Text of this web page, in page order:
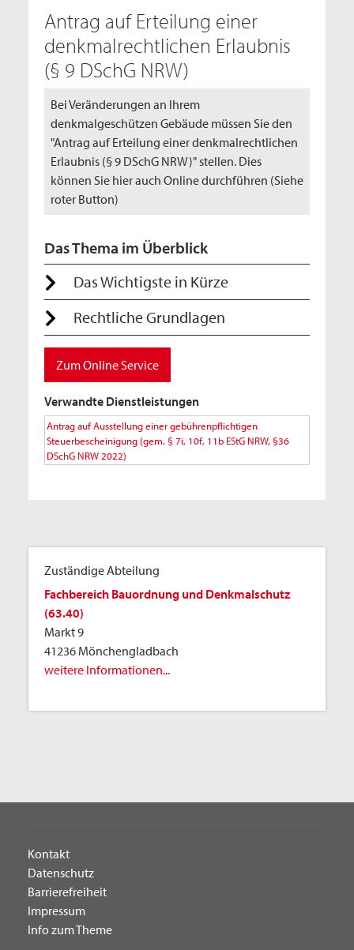
Antrag auf Erteilung einer
denkmalrechtlichen Erlaubnis
(§ 9 DSchG NRW)
Bei Veränderungen an Ihrem
denkmalgeschützen Gebäude müssen Sie den
"Antrag auf Erteilung einer denkmalrechtlichen
Erlaubnis (§ 9 DSchG NRW)" stellen. Dies
können Sie hier auch Online durchführen (Siehe
roter Button)
Das Thema im Überblick
Das Wichtigste in Kürze
Rechtliche Grundlagen
Zum Online Service
Verwandte Dienstleistungen
Antrag auf Ausstellung einer gebührenpflichtigen
Steuerbescheinigung (gem. § 7i, 10f, 11b EStG NRW, §36
DSchG NRW 2022)
Zuständige Abteilung
Fachbereich Bauordnung und Denkmalschutz
(63.40)
Markt 9
41236 Mönchengladbach
weitere Informationen...
Kontakt
Datenschutz
Barrierefreiheit
Impressum
Info zum Theme